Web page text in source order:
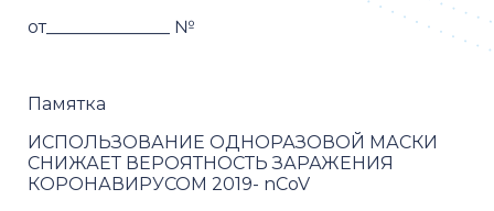
от______________ №
Памятка
ИСПОЛЬЗОВАНИЕ ОДНОРАЗОВОЙ МАСКИ
СНИЖАЕТ ВЕРОЯТНОСТЬ ЗАРАЖЕНИЯ
КОРОНАВИРУСОМ 2019- nCoV